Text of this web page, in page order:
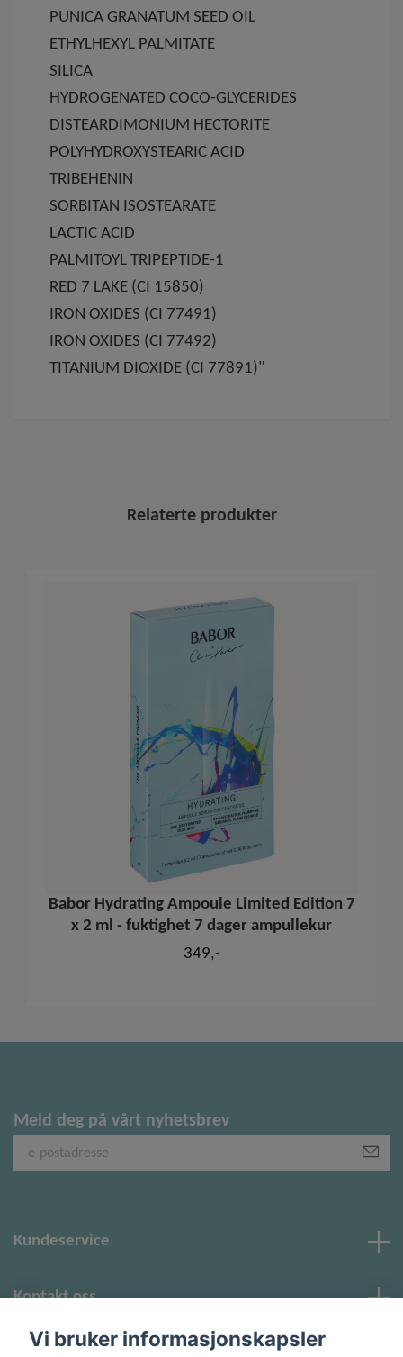
PUNICA GRANATUM SEED OIL
ETHYLHEXYL PALMITATE
SILICA
HYDROGENATED COCO-GLYCERIDES
DISTEARDIMONIUM HECTORITE
POLYHYDROXYSTEARIC ACID
TRIBEHENIN
SORBITAN ISOSTEARATE
LACTIC ACID
PALMITOYL TRIPEPTIDE-1
RED 7 LAKE (CI 15850)
IRON OXIDES (CI 77491)
IRON OXIDES (CI 77492)
TITANIUM DIOXIDE (CI 77891)"
Babor Hydrating Ampoule Limited Edition 7
x 2 ml - fuktighet 7 dager ampullekur
349,-
Meld deg på vårt nyhetsbrev
Kundeservice
Kontakt oss
Vi bruker informasjonskapsler